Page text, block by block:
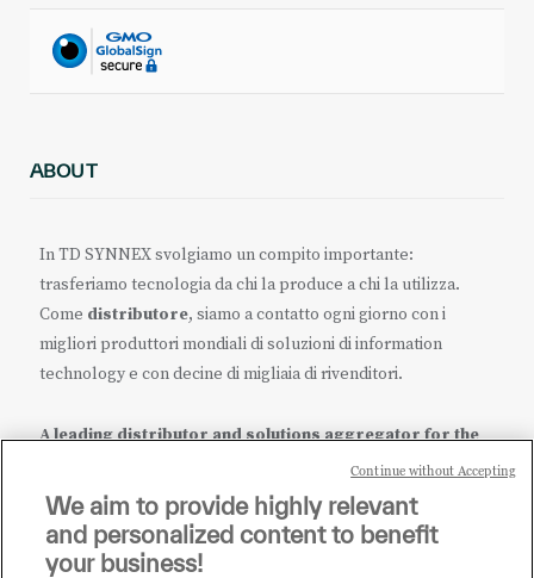
ABOUT
In TD SYNNEX svolgiamo un compito importante:
trasferiamo tecnologia da chi la produce a chi la utilizza.
Come distributore, siamo a contatto ogni giorno con i
migliori produttori mondiali di soluzioni di information
technology e con decine di migliaia di rivenditori.
A leading distributor and solutions aggregator for the
it.tdsynnex.com|eu.tdsynnex.com|tdsynnex.com
We aim to provide highly relevant
and personalized content to benefit
your business!
Continue without Accepting